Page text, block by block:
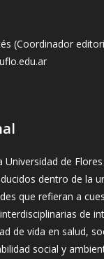
(Coordinador
Universidad de
dentro de la
que refieran a
de
de vida en salud,
social y